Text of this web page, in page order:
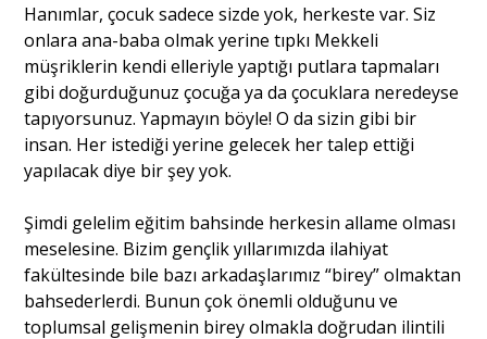
Hanımlar, çocuk sadece sizde yok, herkeste var. Siz
onlara ana-baba olmak yerine tıpkı Mekkeli
müşriklerin kendi elleriyle yaptığı putlara tapmaları
gibi doğurduğunuz çocuğa ya da çocuklara neredeyse
tapıyorsunuz. Yapmayın böyle! O da sizin gibi bir
insan. Her istediği yerine gelecek her talep ettiği
yapılacak diye bir şey yok.
Şimdi gelelim eğitim bahsinde herkesin allame olması
meselesine. Bizim gençlik yıllarımızda ilahiyat
fakültesinde bile bazı arkadaşlarımız “birey” olmaktan
bahsederlerdi. Bunun çok önemli olduğunu ve
toplumsal gelişmenin birey olmakla doğrudan ilintili